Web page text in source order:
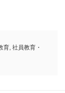
育, 社員教育・